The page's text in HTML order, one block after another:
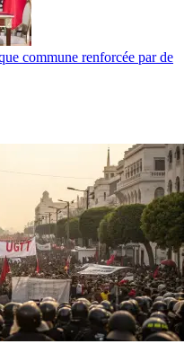
commune renforcée par de